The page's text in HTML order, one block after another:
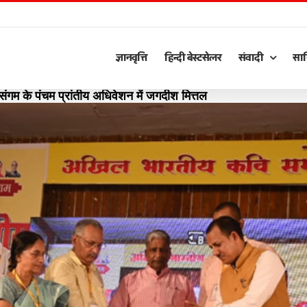
ज्ञानवृत्ति हिन्दी बेस्टसेलर संवादी
संगम के पंचम प्रांतीय अधिवेशन में जगदीश मित्तल